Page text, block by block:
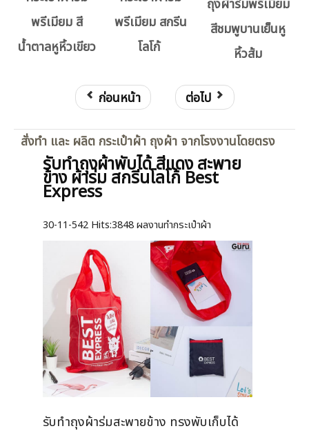
พรีเมียม สี
น้ำตาลหูหิ้วเขียว
พรีเมียม สกรีน
โลโก้
ถุงผ้าร่มพรีเมียม
สีชมพูบานเย็นหู
หิ้วส้ม
ก่อนหน้า ต่อไป
สั่งทำ และ ผลิต กระเป๋าผ้า ถุงผ้า จากโรงงานโดยตรง
รับทำถุงผ้าพับได้ สีแดง สะพาย
ข้าง ผ้าร่ม สกรีนโลโก้ Best
Express
30-11-542 Hits:3848 ผลงานทำกระเป๋าผ้า
รับทำถุงผ้าร่มสะพายข้าง ทรงพับเก็บได้